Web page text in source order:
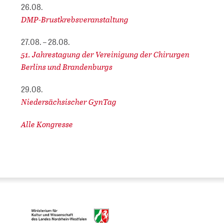
26.08.
DMP-Brustkrebsveranstaltung
27.08. – 28.08.
51. Jahrestagung der Vereinigung der Chirurgen
Berlins und Brandenburgs
29.08.
Niedersächsischer GynTag
Alle Kongresse